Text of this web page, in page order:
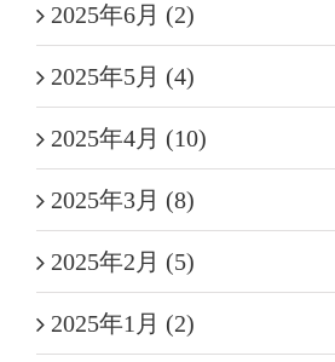
2025年6月 (2)
2025年5月 (4)
2025年4月 (10)
2025年3月 (8)
2025年2月 (5)
2025年1月 (2)